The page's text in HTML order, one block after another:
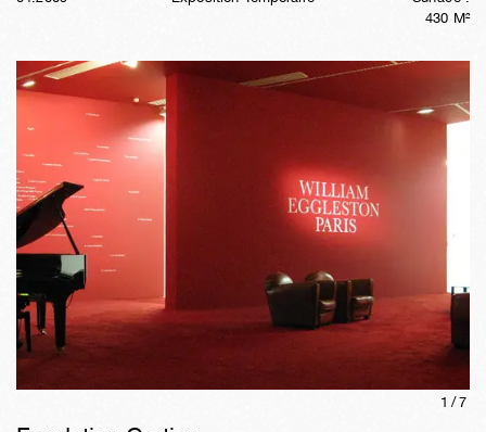
430 M²
1/7